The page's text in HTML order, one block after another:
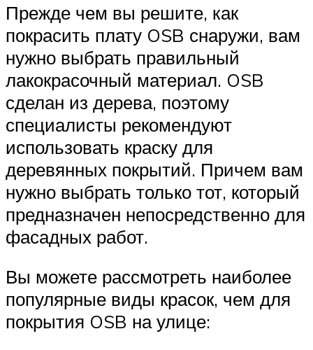
Прежде чем вы решите, как
покрасить плату OSB снаружи, вам
нужно выбрать правильный
лакокрасочный материал. OSB
сделан из дерева, поэтому
специалисты рекомендуют
использовать краску для
деревянных покрытий. Причем вам
нужно выбрать только тот, который
предназначен непосредственно для
фасадных работ.
Вы можете рассмотреть наиболее
популярные виды красок, чем для
покрытия OSB на улице: